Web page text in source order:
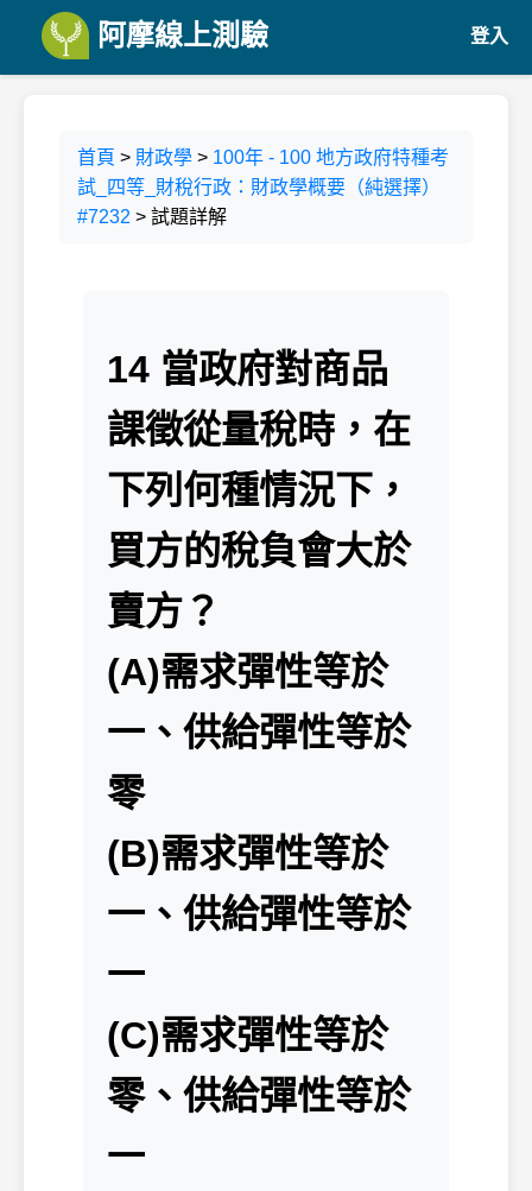
阿摩線上測驗 登入
首頁 > 財政學 > 100年 - 100 地方政府特種考
試_四等_財稅行政：財政學概要（純選擇）
#7232 > 試題詳解
14 當政府對商品
課徵從量稅時，在
下列何種情況下，
買方的稅負會大於
賣方？
(A)需求彈性等於
一、供給彈性等於
零
(B)需求彈性等於
一、供給彈性等於
一
(C)需求彈性等於
零、供給彈性等於
一